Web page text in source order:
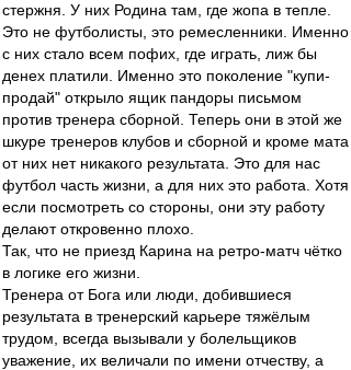
стержня. У них Родина там, где жопа в тепле.
Это не футболисты, это ремесленники. Именно
с них стало всем пофих, где играть, лиж бы
денех платили. Именно это поколение "купи-
продай" открыло ящик пандоры письмом
против тренера сборной. Теперь они в этой же
шкуре тренеров клубов и сборной и кроме мата
от них нет никакого результата. Это для нас
футбол часть жизни, а для них это работа. Хотя
если посмотреть со стороны, они эту работу
делают откровенно плохо.
Так, что не приезд Карина на ретро-матч чётко
в логике его жизни.
Тренера от Бога или люди, добившиеся
результата в тренерский карьере тяжёлым
трудом, всегда вызывали у болельщиков
уважение, их величали по имени отчеству, а